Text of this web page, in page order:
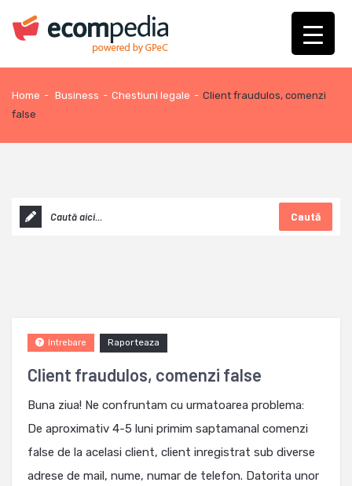
Home - Business - Chestiuni legale - Client fraudulos, comenzi
false
Caută
Client fraudulos, comenzi false
Raporteaza
Intrebare
Buna ziua! Ne confruntam cu urmatoarea problema:
De aproximativ 4-5 luni primim saptamanal comenzi
false de la acelasi client, client inregistrat sub diverse
adrese de mail, nume, numar de telefon. Datorita unor